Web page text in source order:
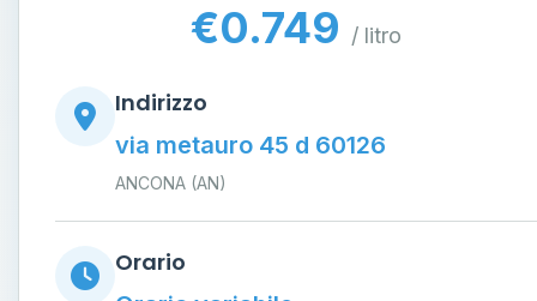
€0.749 / litro
Indirizzo
via metauro 45 d 60126
ANCONA (AN)
Orario